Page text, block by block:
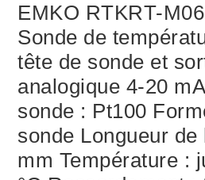
EMKO RTKRT-
Sonde de
tête de sonde et
analogique 4-20
sonde : Pt100
sonde Longueur
mm Température :